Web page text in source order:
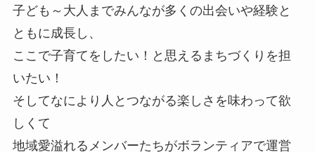
子ども～大人までみんなが多くの出会いや経験と
ともに成長し、
ここで子育てをしたい！と思えるまちづくりを担
いたい！
そしてなにより人とつながる楽しさを味わって欲
しくて
地域愛溢れるメンバーたちがボランティアで運営